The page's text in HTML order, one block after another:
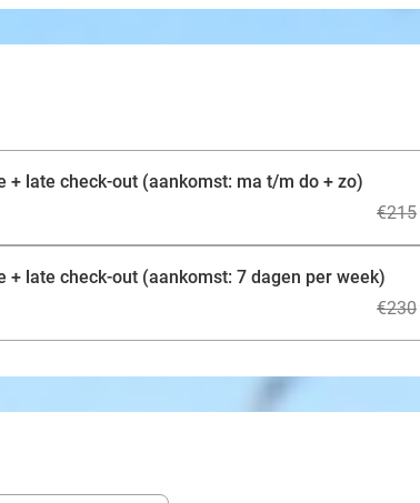
late check-out (aankomst: ma t/m do + zo)
€215
late check-out (aankomst: 7 dagen per week)
€230